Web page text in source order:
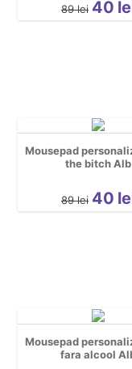
89 lei 40
Mousepad
the bitch Alb
89 lei 40
Mousepad
fara alcool